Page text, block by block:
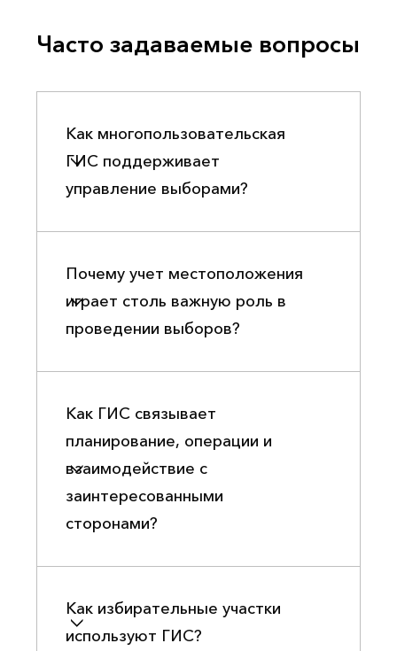
Часто задаваемые вопросы
Как многопользовательская
ГИС поддерживает
управление выборами?
Почему учет местоположения
играет столь важную роль в
проведении выборов?
Как ГИС связывает
планирование, операции и
взаимодействие с
заинтересованными
сторонами?
Как избирательные участки
используют ГИС?